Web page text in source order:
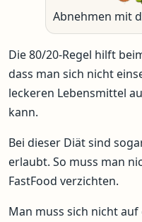
Abnehmen mit
Die 80/20-Regel hilft
dass man sich nicht
leckeren Lebensmittel
kann.
Bei dieser Diät sind
erlaubt. So muss man
FastFood verzichten.
Man muss sich nicht